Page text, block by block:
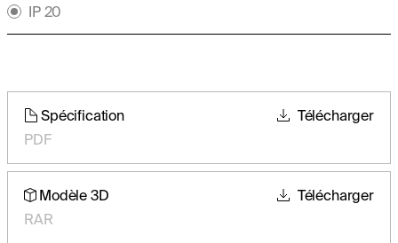
IP 20
Spécification
PDF
Télécharger
Modèle 3D
RAR
Télécharger